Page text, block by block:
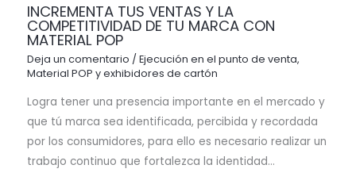
INCREMENTA TUS VENTAS Y LA
COMPETITIVIDAD DE TU MARCA CON
MATERIAL POP
Deja un comentario /Ejecución en el punto de venta,
Material POP y exhibidores de cartón
Logra tener una presencia importante en el mercado y
que tú marca sea identificada, percibida y recordada
por los consumidores, para ello es necesario realizar un
trabajo continuo que fortalezca la identidad…